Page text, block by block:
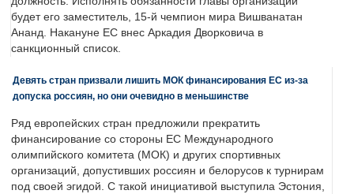
будет его заместитель, 15-й чемпион мира Вишванатан
Ананд. Накануне ЕС внес Аркадия Дворковича в
санкционный список.
Девять стран призвали лишить МОК финансирования ЕС из-за
допуска россиян, но они очевидно в меньшинстве
Ряд европейских стран предложили прекратить
финансирование со стороны ЕС Международного
олимпийского комитета (МОК) и других спортивных
организаций, допустивших россиян и белорусов к турнирам
под своей эгидой. С такой инициативой выступила Эстония,